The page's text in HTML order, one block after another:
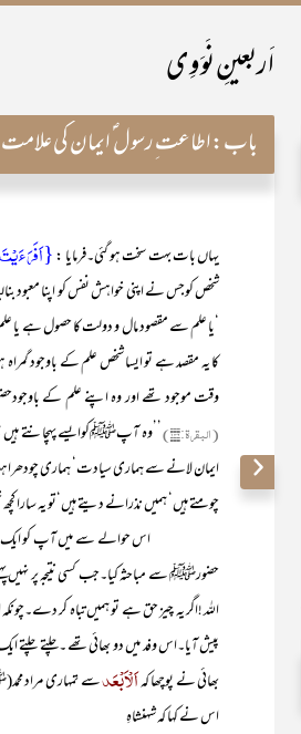
اَربعینِ نَوَوِی
باب:اطاعت ِرسول ؐ ایمان کی
یہاں بات بہت سخت ہو گئی۔فرمایا :
شخص کوجس نے اپنی خواہش نفس کو اپنا معبود
‘یا علم سے مقصود مال و دولت کا حصول ہے یا
کا یہ مقصد ہے تو ایسا شخص علم کے باوجود
وقت موجود تھے اور وہ اپنے علم کے
(البقرۃ:۱۴۶)
’’وہ آپﷺکوایسے پہچانتے ہیں
ایمان لانے سے ہماری سیادت‘ ہماری
چومتے ہیں‘ ہمیں نذرانے دیتے ہیں‘تو یہ سارا
اس حوالے سے میں آپ کو ایک واقعہ
حضورﷺ سے مباحثہ کیا۔جب کسی نتیجہ پر نہیں
اللہ !اگر یہ چیز حق ہے تو ہمیں تباہ کر
پیش آیا۔اس وفد میں دو بھائی تھے ۔چلتے چلتے
بھائی نے پوچھا کہاَلْاَبْعَدسے تمہاری مراد
اس نے کہا کہ شہنشاہِ